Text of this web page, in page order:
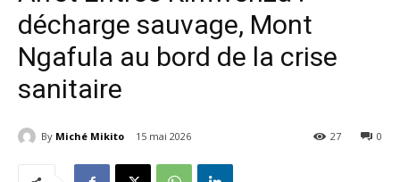
décharge sauvage, Mont
Ngafula au bord de la crise
sanitaire
By Miché Mikito 15 mai 2026 0
27